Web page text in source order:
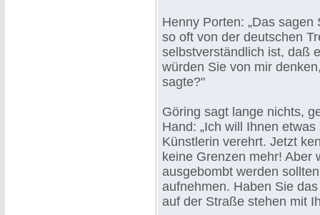
Henny Porten: „Das
so oft von der deutschen
selbstverständlich ist, daß
würden Sie von mir
sagte?"
Göring sagt lange nichts,
Hand: „Ich will Ihnen
Künstlerin verehrt. Jetzt
keine Grenzen mehr! Aber
ausgebombt werden
aufnehmen. Haben Sie
auf der Straße stehen mit